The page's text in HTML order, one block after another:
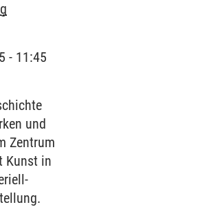
- 11:45
und
Zentrum
Kunst in